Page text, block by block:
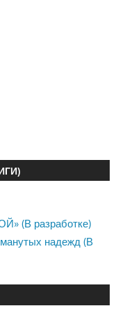
(В разработке)
надежд (В